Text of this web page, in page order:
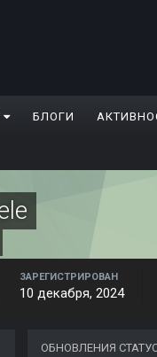
БЛОГИ
ЗАРЕГИСТРИРОВАН
10 декабря, 2024
ОБНОВЛЕНИЯ